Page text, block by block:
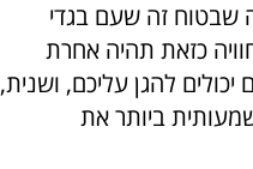
שבטוח זה שעם בגדי
כזאת תהיה אחרת
להגן עליכם, ושנית,
ביותר את